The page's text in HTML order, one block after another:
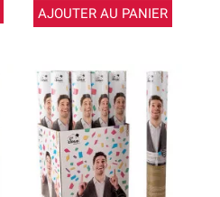
AJOUTER AU PANIER